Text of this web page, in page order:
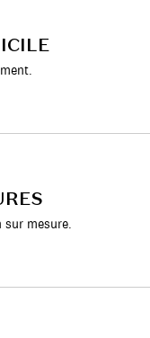
mesure.